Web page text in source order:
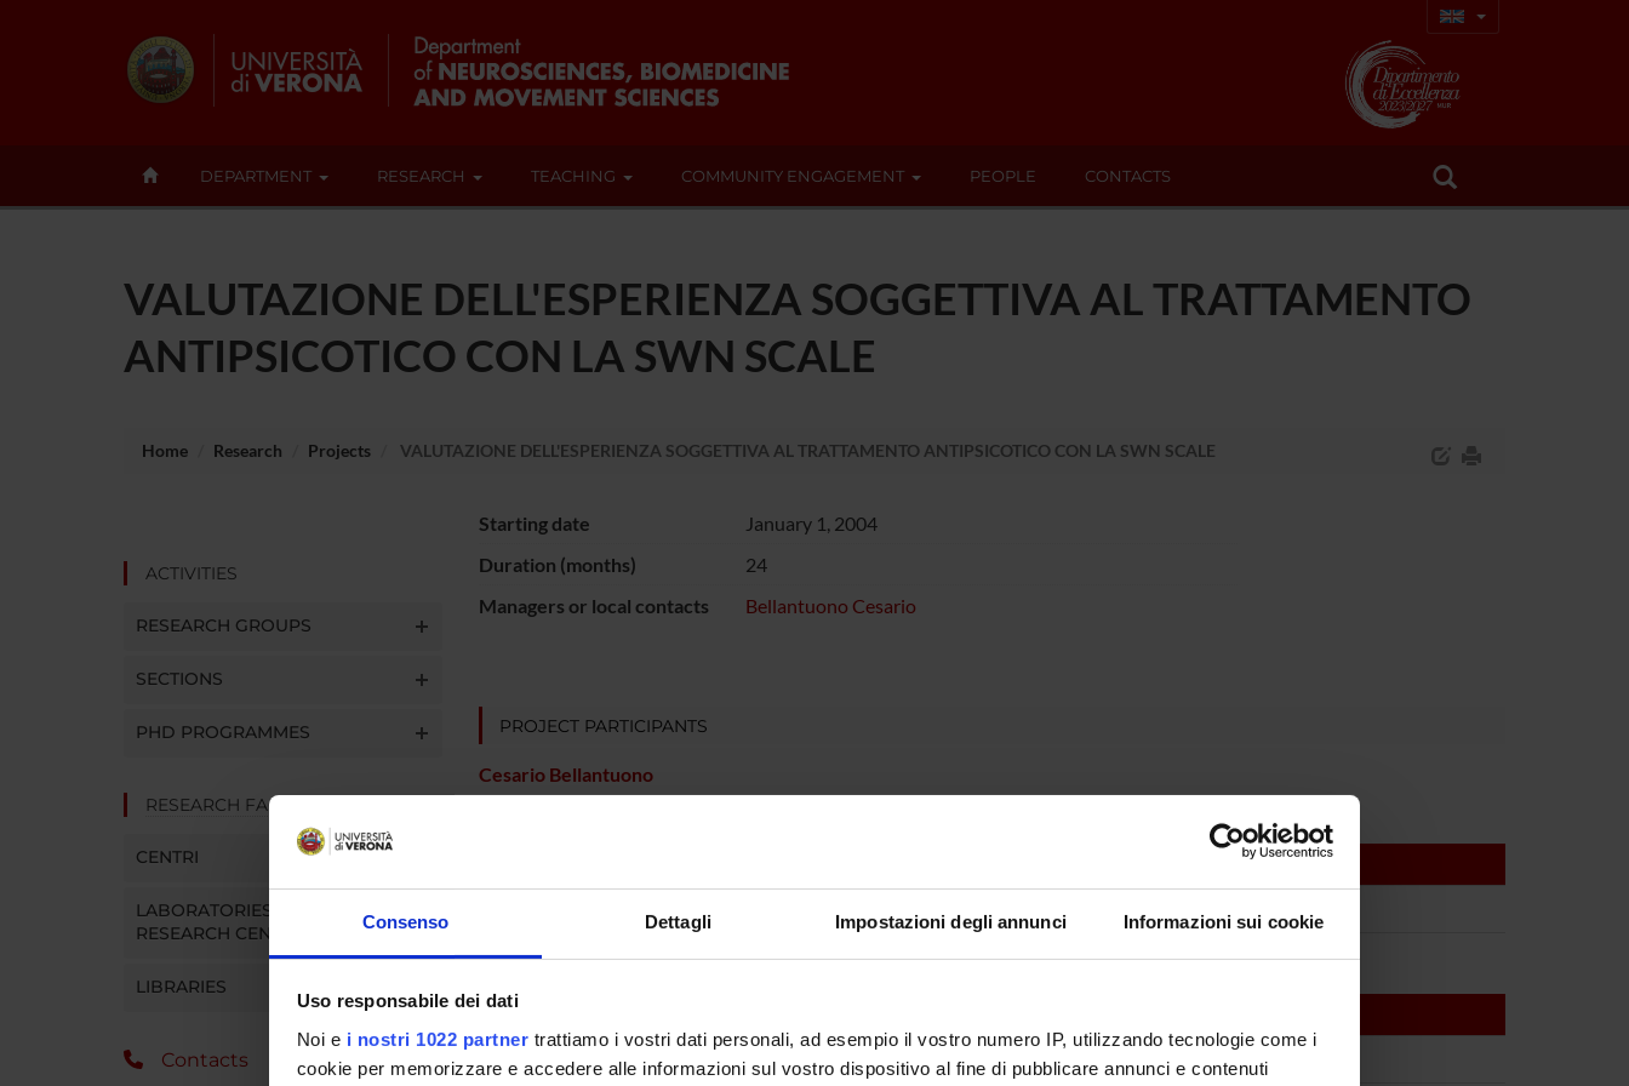
Consenso Dettagli Impostazioni degli annunci Informazioni sui cookie
Uso responsabile dei dati
Noi e i nostri 1022 partner trattiamo i vostri dati personali, ad esempio il vostro numero IP, utilizzando tecnologie come i
cookie per memorizzare e accedere alle informazioni sul vostro dispositivo al fine di pubblicare annunci e contenuti
DEPARTMENT RESEARCH TEACHING COMMUNITY ENGAGEMENT PEOPLE CONTACTS
VALUTAZIONE DELL'ESPERIENZA SOGGETTIVA AL TRATTAMENTO
ANTIPSICOTICO CON LA SWN SCALE
Home Research Projects VALUTAZIONE DELL'ESPERIENZA SOGGETTIVA AL TRATTAMENTO ANTIPSICOTICO CON LA SWN SCALE
ACTIVITIES
RESEARCH GROUPS
SECTIONS
PHD PROGRAMMES
RESEARCH FACILITIES
CENTRI
LABORATORIES AND
RESEARCH CENTRES
LIBRARIES
Contacts
Starting date
January 1, 2004
Duration (months)
24
Managers or local contacts
Bellantuono Cesario
PROJECT PARTICIPANTS
Cesario Bellantuono
Section of Psychiatry and Clinical Psychology